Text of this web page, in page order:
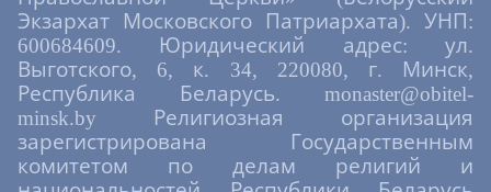
Экзархат Московского Патриархата). УНП:
600684609. Юридический адрес: ул.
Выготского, 6, к. 34, 220080, г. Минск,
Республика Беларусь. monaster@obitel-
minsk.by Религиозная организация
зарегистрирована Государственным
комитетом по делам религий и